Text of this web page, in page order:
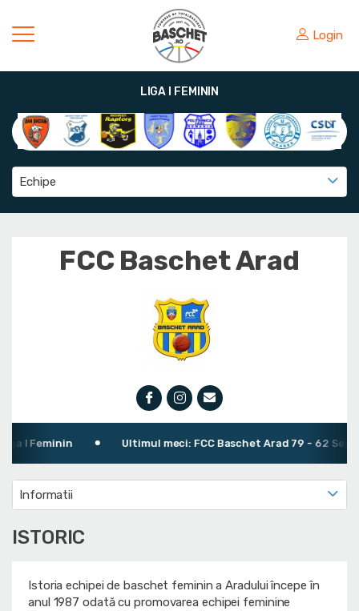
Login
LIGA I FEMININ
Echipe
FCC Baschet Arad
I Feminin Ultimul meci: FCC Baschet Arad 79 - 62 Sepsi
Informatii
ISTORIC
Istoria echipei de baschet feminin a Aradului începe în
anul 1987 odată cu promovarea echipei feminine